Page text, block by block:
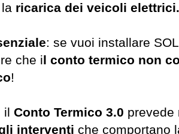
ricarica dei veicoli elettrici.
: se vuoi installare
che il conto termico non
!
il Conto Termico 3.0 prevede
interventi che comportano